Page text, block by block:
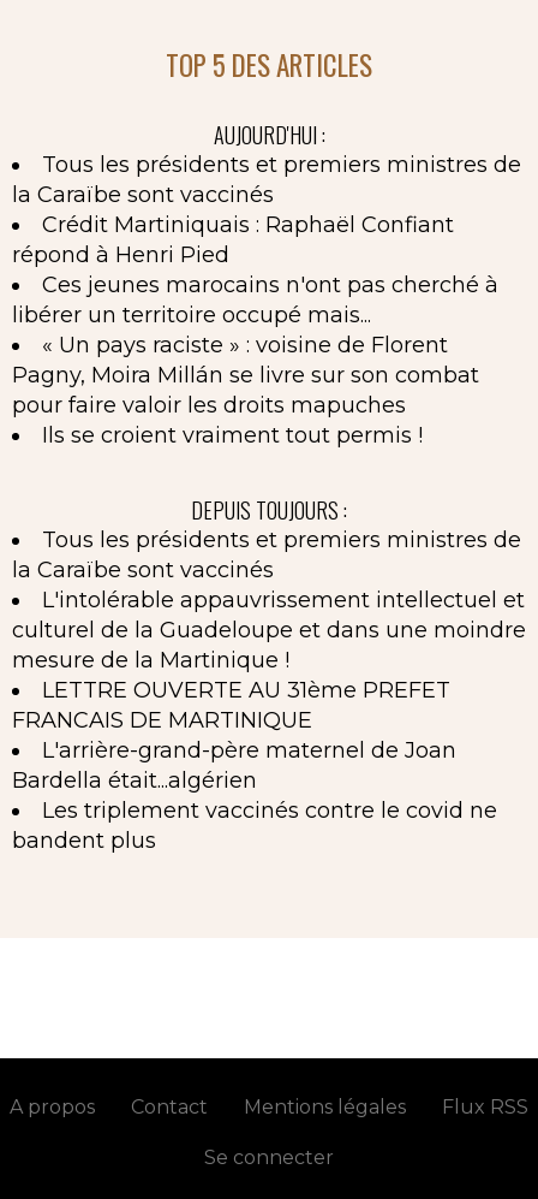
TOP 5 DES ARTICLES
AUJOURD'HUI :
Tous les présidents et premiers ministres de
la Caraïbe sont vaccinés
Crédit Martiniquais : Raphaël Confiant
répond à Henri Pied
Ces jeunes marocains n'ont pas cherché à
libérer un territoire occupé mais...
« Un pays raciste » : voisine de Florent
Pagny, Moira Millán se livre sur son combat
pour faire valoir les droits mapuches
Ils se croient vraiment tout permis !
DEPUIS TOUJOURS :
Tous les présidents et premiers ministres de
la Caraïbe sont vaccinés
L'intolérable appauvrissement intellectuel et
culturel de la Guadeloupe et dans une moindre
mesure de la Martinique !
LETTRE OUVERTE AU 31ème PREFET
FRANCAIS DE MARTINIQUE
L'arrière-grand-père maternel de Joan
Bardella était...algérien
Les triplement vaccinés contre le covid ne
bandent plus
A propos Contact Mentions légales Flux RSS
Se connecter